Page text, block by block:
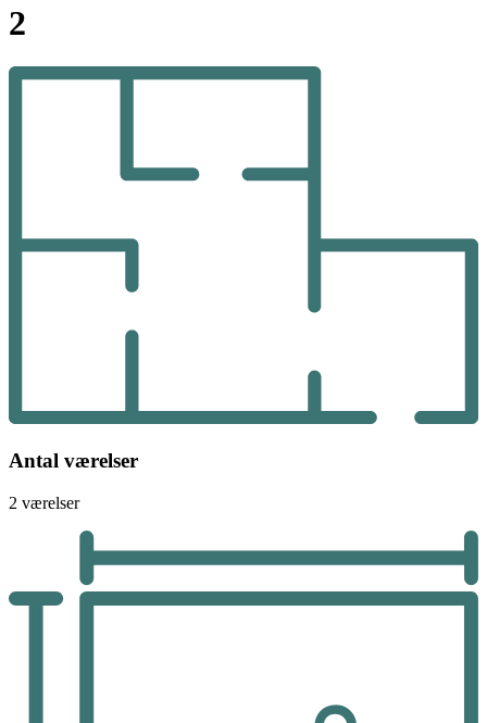
2
Antal værelser
2 værelser